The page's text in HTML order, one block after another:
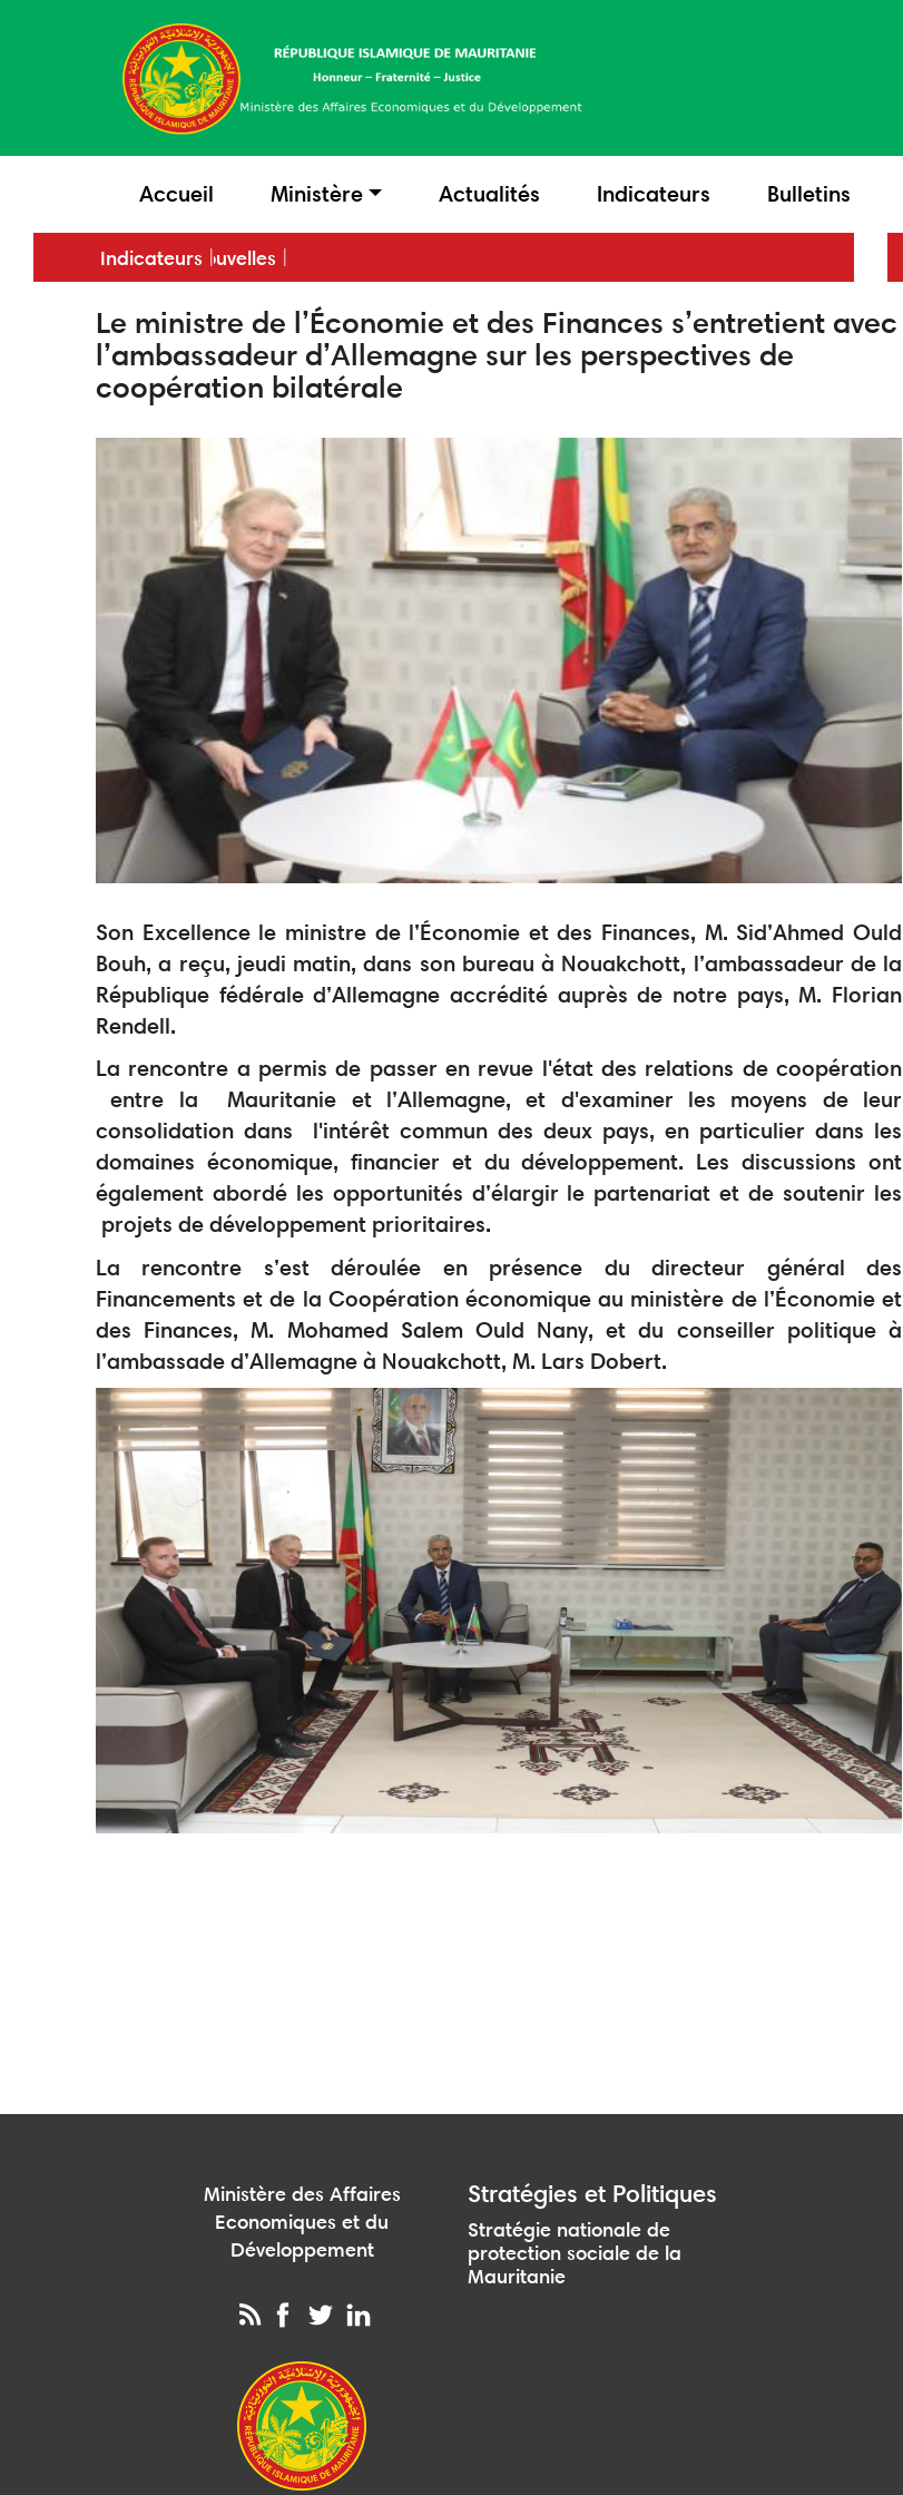
main
menu
Accueil Ministère Actualités Indicateurs Bulletins
Dernières nouvelles
Indicateurs
Le ministre de l’Économie et des Finances s’entretient avec
l’ambassadeur d’Allemagne sur les perspectives de
coopération bilatérale
Son Excellence le ministre de l’Économie et des Finances, M. Sid’Ahmed Ould
Bouh, a reçu, jeudi matin, dans son bureau à Nouakchott, l’ambassadeur de la
République fédérale d’Allemagne accrédité auprès de notre pays, M. Florian
Rendell.
La rencontre a permis de passer en revue l'état des relations de coopération
entre la Mauritanie et l’Allemagne, et d'examiner les moyens de leur
consolidation dans l'intérêt commun des deux pays, en particulier dans les
domaines économique, financier et du développement. Les discussions ont
également abordé les opportunités d’élargir le partenariat et de soutenir les
projets de développement prioritaires.
La rencontre s’est déroulée en présence du directeur général des
Financements et de la Coopération économique au ministère de l’Économie et
des Finances, M. Mohamed Salem Ould Nany, et du conseiller politique à
l’ambassade d’Allemagne à Nouakchott, M. Lars Dobert.
Ministère des Affaires
Economiques et du
Développement
Stratégies et Politiques
Stratégie nationale de
protection sociale de la
Mauritanie